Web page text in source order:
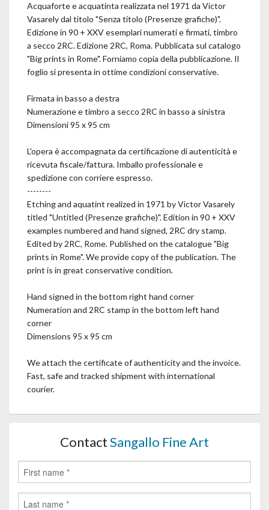
Acquaforte e acquatinta realizzata nel 1971 da Victor
Vasarely dal titolo "Senza titolo (Presenze grafiche)".
Edizione in 90 + XXV esemplari numerati e firmati, timbro
a secco 2RC. Edizione 2RC, Roma. Pubblicata sul catalogo
"Big prints in Rome". Forniamo copia della pubblicazione. Il
foglio si presenta in ottime condizioni conservative.
Firmata in basso a destra
Numerazione e timbro a secco 2RC in basso a sinistra
Dimensioni 95 x 95 cm
L'opera è accompagnata da certificazione di autenticità e
ricevuta fiscale/fattura. Imballo professionale e
spedizione con corriere espresso.
--------
Etching and aquatint realized in 1971 by Victor Vasarely
titled "Untitled (Presenze grafiche)". Edition in 90 + XXV
examples numbered and hand signed, 2RC dry stamp.
Edited by 2RC, Rome. Published on the catalogue "Big
prints in Rome". We provide copy of the publication. The
print is in great conservative condition.
Hand signed in the bottom right hand corner
Numeration and 2RC stamp in the bottom left hand
corner
Dimensions 95 x 95 cm
We attach the certificate of authenticity and the invoice.
Fast, safe and tracked shipment with international
courier.
ContactSangallo Fine Art